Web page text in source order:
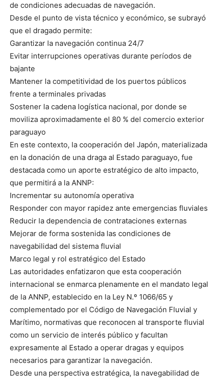
de condiciones adecuadas de navegación.
Desde el punto de vista técnico y económico, se subrayó
que el dragado permite:
Garantizar la navegación continua 24/7
Evitar interrupciones operativas durante períodos de
bajante
Mantener la competitividad de los puertos públicos
frente a terminales privadas
Sostener la cadena logística nacional, por donde se
moviliza aproximadamente el 80 % del comercio exterior
paraguayo
En este contexto, la cooperación del Japón, materializada
en la donación de una draga al Estado paraguayo, fue
destacada como un aporte estratégico de alto impacto,
que permitirá a la ANNP:
Incrementar su autonomía operativa
Responder con mayor rapidez ante emergencias fluviales
Reducir la dependencia de contrataciones externas
Mejorar de forma sostenida las condiciones de
navegabilidad del sistema fluvial
Marco legal y rol estratégico del Estado
Las autoridades enfatizaron que esta cooperación
internacional se enmarca plenamente en el mandato legal
de la ANNP, establecido en la Ley N.º 1066/65 y
complementado por el Código de Navegación Fluvial y
Marítimo, normativas que reconocen al transporte fluvial
como un servicio de interés público y facultan
expresamente al Estado a operar dragas y equipos
necesarios para garantizar la navegación.
Desde una perspectiva estratégica, la navegabilidad de